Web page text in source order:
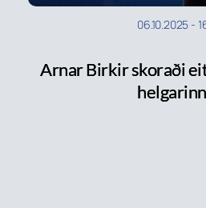
06.10.2025 -
Arnar Birkir skoraði